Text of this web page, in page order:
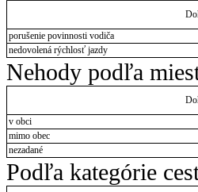
porušenie povinnosti vodiča
nedovolená rýchlosť jazdy
Nehody podľa
v obci
mimo obec
nezadané
Podľa kategórie